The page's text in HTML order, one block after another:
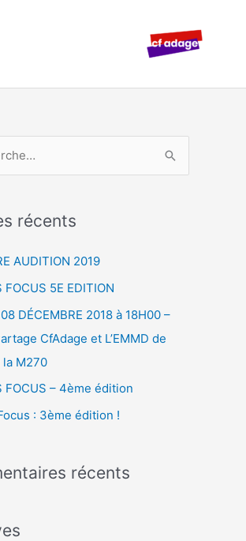
récents
AUDITION 2019
FOCUS 5E EDITION
DÉCEMBRE 2018 à 18H00 –
CfAdage et L’EMMD de
la M270
FOCUS – 4ème édition
: 3ème édition !
récents